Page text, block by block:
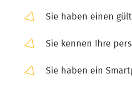
Sie haben einen
Sie kennen Ihre
Sie haben ein